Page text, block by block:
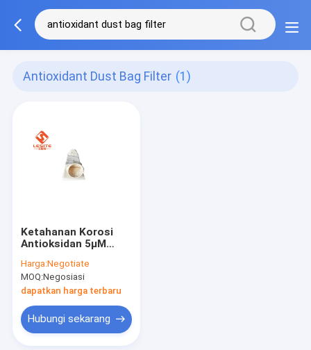
Antioxidant Dust Bag Filter (1)
Ketahanan Korosi
Antioksidan 5µM
Filter Dust Collector
Harga:Negotiate
MOQ:Negosiasi
dapatkan harga terbaru
Hubungi sekarang